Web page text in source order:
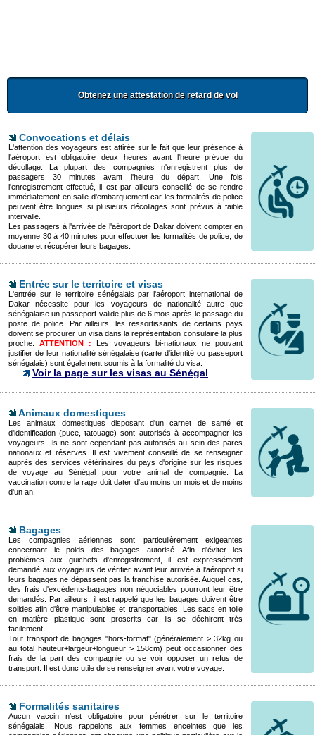
Obtenez une attestation de retard de vol
Convocations et délais
L'attention des voyageurs est attirée sur le fait que leur présence à
l'aéroport est obligatoire deux heures avant l'heure prévue du
décollage. La plupart des compagnies n'enregistrent plus de
passagers 30 minutes avant l'heure du départ. Une fois
l'enregistrement effectué, il est par ailleurs conseillé de se rendre
immédiatement en salle d'embarquement car les formalités de police
peuvent être longues si plusieurs décollages sont prévus à faible
intervalle.
Les passagers à l'arrivée de l'aéroport de Dakar doivent compter en
moyenne 30 à 40 minutes pour effectuer les formalités de police, de
douane et récupérer leurs bagages.
Entrée sur le territoire et visas
L'entrée sur le territoire sénégalais par l'aéroport international de
Dakar nécessite pour les voyageurs de nationalité autre que
sénégalaise un passeport valide plus de 6 mois après le passage du
poste de police. Par ailleurs, les ressortissants de certains pays
doivent se procurer un visa dans la représentation consulaire la plus
proche. ATTENTION : Les voyageurs bi-nationaux ne pouvant
justifier de leur nationalité sénégalaise (carte d'identité ou passeport
sénégalais) sont également soumis à la formalité du visa.
Voir la page sur les visas au Sénégal
Animaux domestiques
Les animaux domestiques disposant d'un carnet de santé et
d'identification (puce, tatouage) sont autorisés à accompagner les
voyageurs. Ils ne sont cependant pas autorisés au sein des parcs
nationaux et réserves. Il est vivement conseillé de se renseigner
auprès des services vétérinaires du pays d'origine sur les risques
de voyage au Sénégal pour votre animal de compagnie. La
vaccination contre la rage doit dater d'au moins un mois et de moins
d'un an.
Bagages
Les compagnies aériennes sont particulièrement exigeantes
concernant le poids des bagages autorisé. Afin d'éviter les
problèmes aux guichets d'enregistrement, il est expressément
demandé aux voyageurs de vérifier avant leur arrivée à l'aéroport si
leurs bagages ne dépassent pas la franchise autorisée. Auquel cas,
des frais d'excédents-bagages non négociables pourront leur être
demandés. Par ailleurs, il est rappelé que les bagages doivent être
solides afin d'être manipulables et transportables. Les sacs en toile
en matière plastique sont proscrits car ils se déchirent très
facilement.
Tout transport de bagages "hors-format" (généralement > 32kg ou
au total hauteur+largeur+longueur > 158cm) peut occasionner des
frais de la part des compagnie ou se voir opposer un refus de
transport. Il est donc utile de se renseigner avant votre voyage.
Formalités sanitaires
Aucun vaccin n'est obligatoire pour pénétrer sur le territoire
sénégalais. Nous rappelons aux femmes enceintes que les